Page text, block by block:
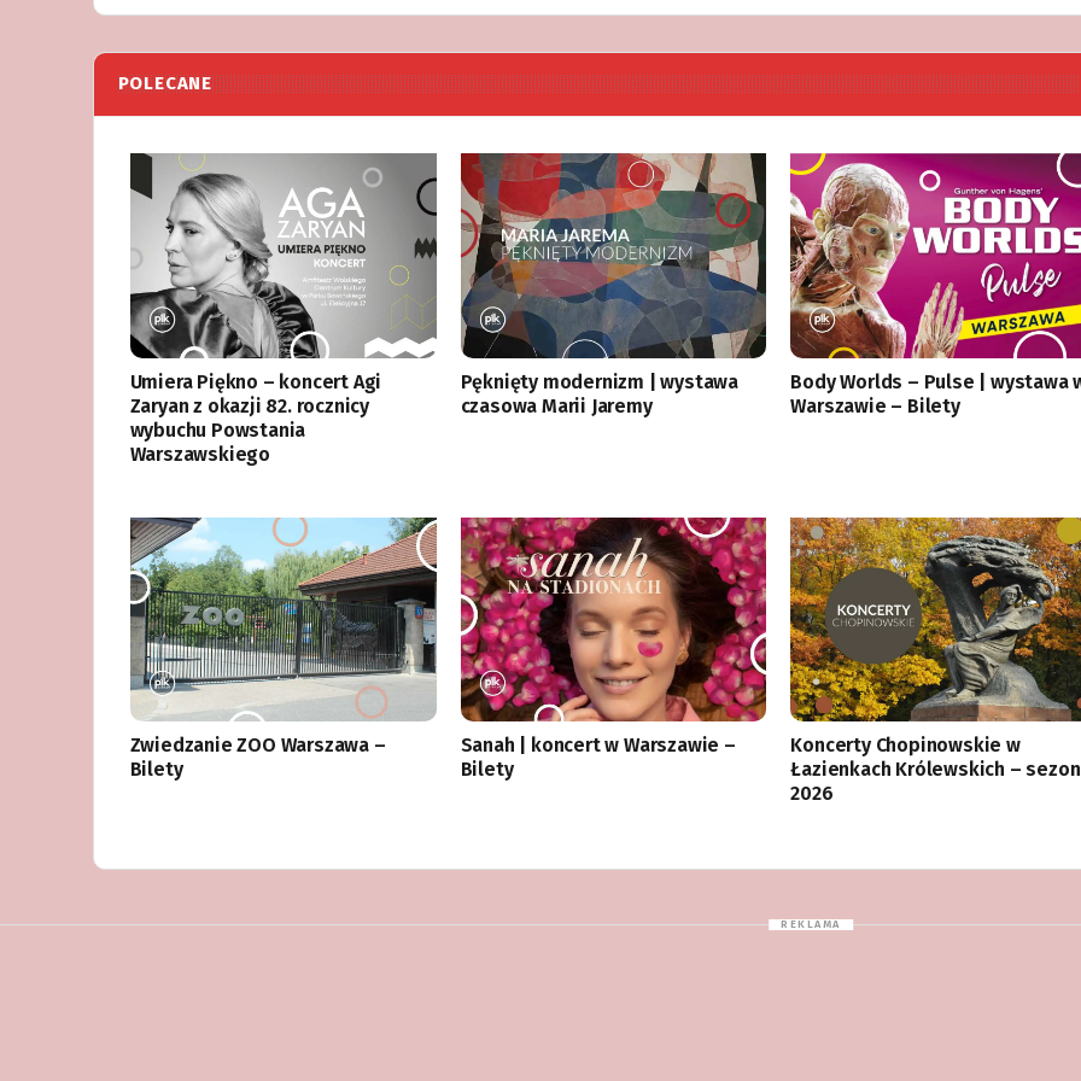
POLECANE
Umiera Piękno – koncert Agi
Zaryan z okazji 82. rocznicy
wybuchu Powstania
Warszawskiego
Pęknięty modernizm | wystawa
czasowa Marii Jaremy
Body Worlds – Pulse | wystawa
Warszawie – Bilety
Zwiedzanie ZOO Warszawa –
Bilety
Sanah | koncert w Warszawie –
Bilety
Koncerty Chopinowskie w
Łazienkach Królewskich – sezon
2026